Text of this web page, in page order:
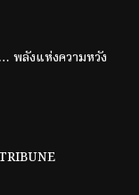
พลังแห่งความหวัง